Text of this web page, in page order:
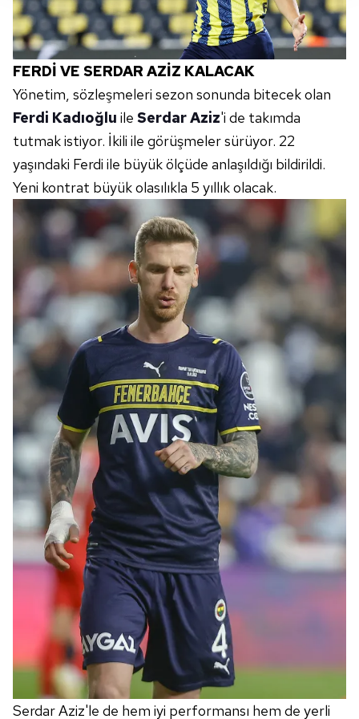
gösterilmeyecektir."
Sizlere daha iyi bir hizmet sunabilmek için İnternet
Sitemizde kendimize ve üçüncü kişilere ait çerezler
kullanılmaktadır. Bu çerezler vasıtasıyla çeşitli kişisel
verileriniz işlenmekte olup gerekli olan çerezler bilgi
toplumu hizmetlerinin sunulması amacıyla
kullanılmaktadır. Diğer çerezler, sitemizin daha işlevsel
kılınması ve kişiselleştirilmesi ve sizlere yönelik
reklam/pazarlama faaliyetlerinin yapılması, amaçlarıyla
sınırlı olarak açık rızanız dahilinde kullanılacaktır.
Çerezlere ilişkin tercihlerinizi aşağıda yer alan panel
vasıtasıyla belirleyebilirsiniz. Çerezlere ilişkin detaylı bilgi
için Ayarlar butonuna tıklayabilir, Çerez Bilgilendirme
Metnimiziziyaret edebilirsiniz.
6698 sayılı Kişisel Verilerin Korunması Kanunu uyarınca
hazırlanmış Aydınlatma Metnimizi okumak ve sitemizde
ilgili mevzuata uygun olarak kullanılan çerezlerle ilgili bilgi
almak için lütfentıklayınız.
FERDİ VE SERDAR AZİZ KALACAK
Yönetim, sözleşmeleri sezon sonunda bitecek olan
Ferdi Kadıoğlu ile Serdar Aziz'i de takımda
tutmak istiyor. İkili ile görüşmeler sürüyor. 22
yaşındaki Ferdi ile büyük ölçüde anlaşıldığı bildirildi.
Yeni kontrat büyük olasılıkla 5 yıllık olacak.
Serdar Aziz'le de hem iyi performansı hem de yerli